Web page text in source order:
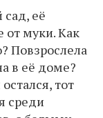
её
муки. Как
Повзрослела
в её доме?
тот
среди